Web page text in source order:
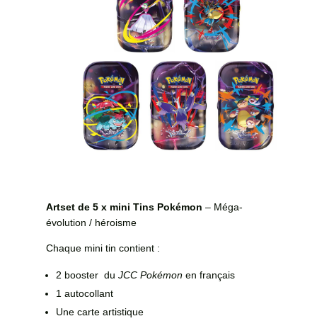
Artset de 5 x mini Tins Pokémon – Méga-
évolution / héroisme
Chaque mini tin contient :
2 booster du JCC Pokémonen français
1 autocollant
Une carte artistique